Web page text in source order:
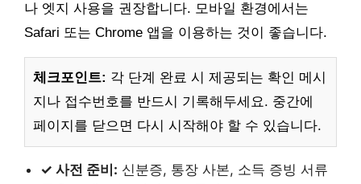
나 엣지 사용을 권장합니다. 모바일 환경에서는
Safari 또는 Chrome 앱을 이용하는 것이 좋습니다.
체크포인트: 각 단계 완료 시 제공되는 확인 메시
지나 접수번호를 반드시 기록해두세요. 중간에
페이지를 닫으면 다시 시작해야 할 수 있습니다.
✓ 사전 준비: 신분증, 통장 사본, 소득 증빙 서류